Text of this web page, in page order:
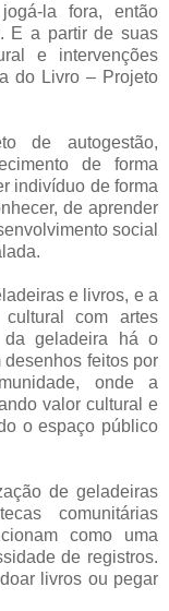
la fora, então
E a partir de suas
e intervenções
do Livro – Projeto
de autogestão,
de forma
indivíduo de forma
de aprender
social
e livros, e a
com artes
geladeira há o
desenhos feitos por
onde a
valor cultural e
o espaço público
de geladeiras
comunitárias
como uma
de registros.
livros ou pegar